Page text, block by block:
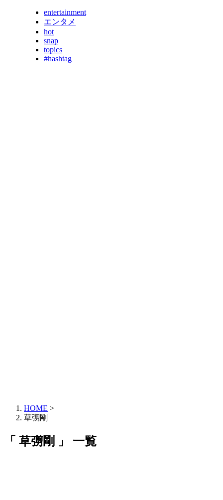
entertainment
エンタメ
hot
snap
topics
#hashtag
HOME >
草彅剛
「 草彅剛 」 一覧